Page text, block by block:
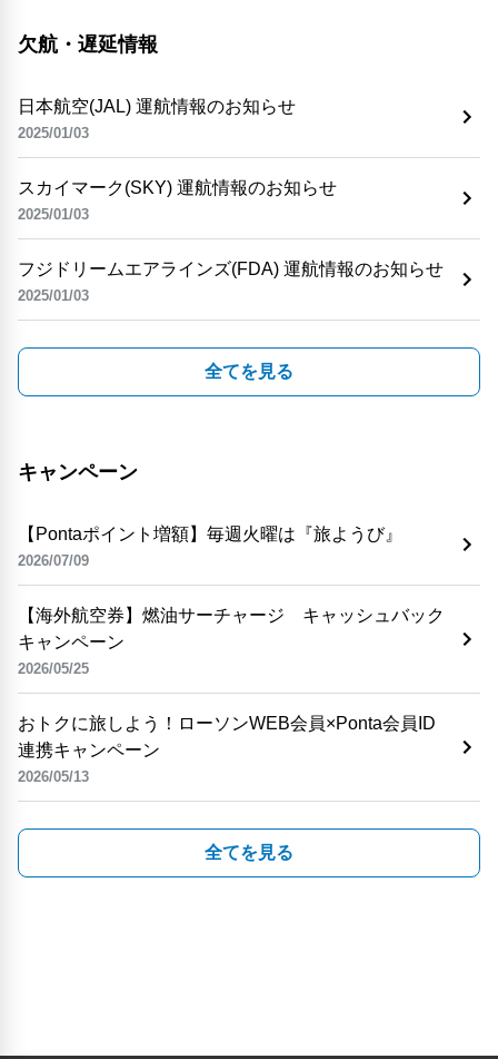
欠航・遅延情報
日本航空(JAL) 運航情報のお知らせ
2025/01/03
スカイマーク(SKY) 運航情報のお知らせ
2025/01/03
フジドリームエアラインズ(FDA) 運航情報のお知らせ
2025/01/03
全てを見る
キャンペーン
【Pontaポイント増額】毎週火曜は『旅ようび』
2026/07/09
【海外航空券】燃油サーチャージ キャッシュバック
キャンペーン
2026/05/25
おトクに旅しよう！ローソンWEB会員×Ponta会員ID
連携キャンペーン
2026/05/13
全てを見る